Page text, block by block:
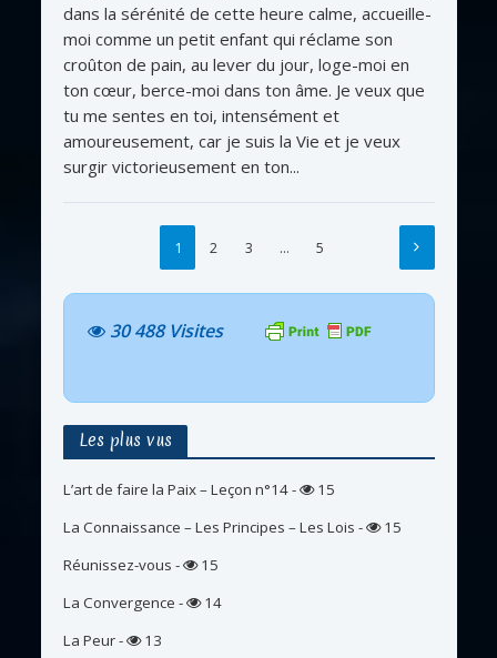
dans la sérénité de cette heure calme, accueille-
moi comme un petit enfant qui réclame son
croûton de pain, au lever du jour, loge-moi en
ton cœur, berce-moi dans ton âme. Je veux que
tu me sentes en toi, intensément et
amoureusement, car je suis la Vie et je veux
surgir victorieusement en ton...
1 2 3 … 5
30 488 Visites
Les plus vus
L’art de faire la Paix – Leçon n°14-
15
La Connaissance – Les Principes – Les Lois -
15
Réunissez-vous -
15
La Convergence -
14
La Peur-
13